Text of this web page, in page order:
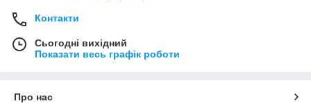
Контакти
Сьогодні вихідний
Показати весь графік роботи
Про нас